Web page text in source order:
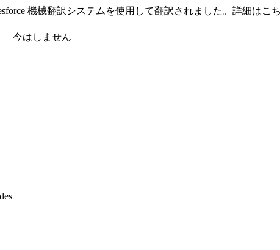
機械翻訳システムを使用して翻訳されました。詳細はこ
今はしません